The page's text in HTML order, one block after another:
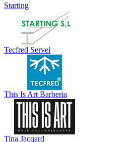
Starting
Tecfred Servei
This Is Art Barberia
Tina Jacqard